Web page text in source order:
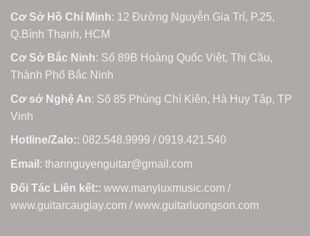
Cơ Sở Hồ Chí Minh: 12 Đường Nguyễn Gia Trí, P.25,
Q.Bình Thạnh, HCM
Cơ Sở Bắc Ninh: Số 89B Hoàng Quốc Việt, Thị Cầu,
Thành Phố Bắc Ninh
Cơ sở Nghệ An: Số 85 Phùng Chí Kiên, Hà Huy Tập, TP
Vinh
Hotline/Zalo:: 082.548.9999 / 0919.421.540
Email : thannguyenguitar@gmail.com
Đối Tác Liên kết:: www.manyluxmusic.com /
www.guitarcaugiay.com / www.guitarluongson.com